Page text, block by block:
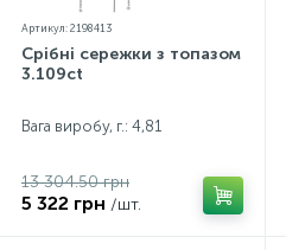
Артикул: 2198413
Срібні сережки з топазом
3.109ct
Вага виробу, г.: 4,81
13 304.50 грн
5 322 грн /шт.